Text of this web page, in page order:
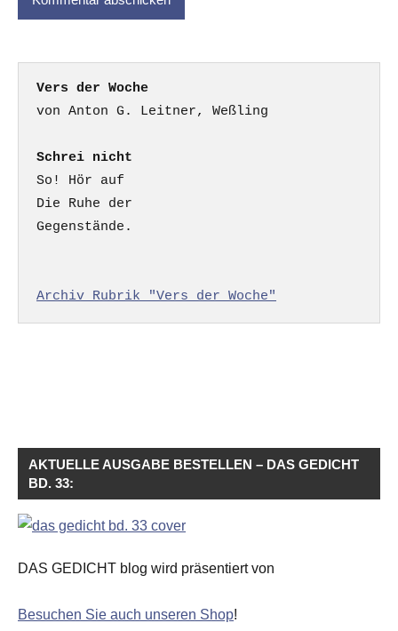
Vers der Woche
Schrei nicht
So! Hör auf
Die Ruhe der
Gegenstände.
Archiv Rubrik "Vers der Woche"
AKTUELLE AUSGABE BESTELLEN – DAS GEDICHT
BD. 33:
DAS GEDICHT blog wird präsentiert von
Besuchen Sie auch unseren Shop!